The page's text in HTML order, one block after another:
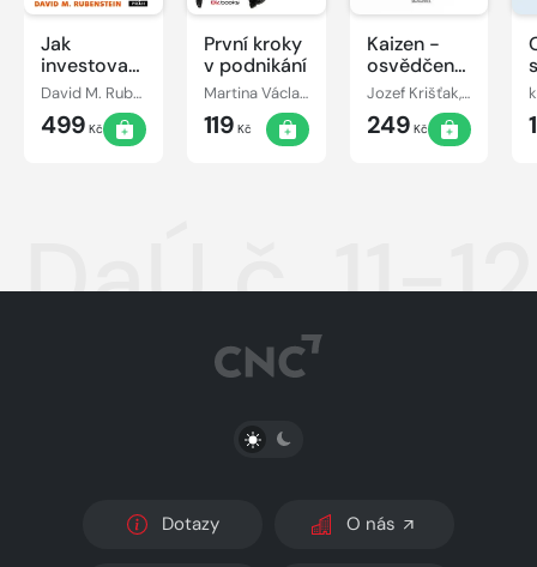
Jak
investovat:
Rozhovory
s mistry
oboru
David M. Rubenstein
499 Kč
První kroky
v podnikání
Martina Václavíková
119 Kč
Kaizen -
osvědčená
praxe
českých a
slovenských
podniků
Jozef Krišťak, Ľudovít Boledovič, Miroslav Marek, Ján Košturiak
249 Kč
DaÚ č. 11-
PŘEPNOUT SVĚTLÝ/TMAVÝ REŽIM
Dotazy O nás